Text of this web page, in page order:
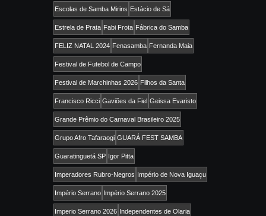
Escolas de Samba Mirins Estácio de Sá
Estrela de Prata Fabi Frota Fábrica do Samba
FELIZ NATAL 2024 Fenasamba Fernanda Maia
Festival de Futebol de Campo
Festival de Marchinhas 2026 Filhos da Santa
Francisco Ricci Gaviões da Fiel Geissa Evaristo
Grande Prêmio do Carnaval Brasileiro 2025
Grupo Afro Tafaraogi GUARÁ FEST SAMBA
Guaratinguetá SP Igor Pitta
Imperadores Rubro-Negros Império de Nova Iguaçu
Império Serrano Império Serrano 2025
Imperio Serrano 2026 Independentes de Olaria